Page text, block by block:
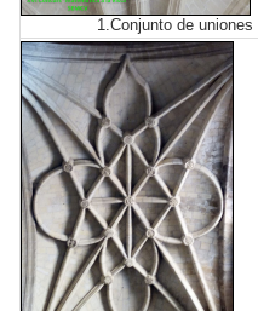
1.Conjunto de uniones